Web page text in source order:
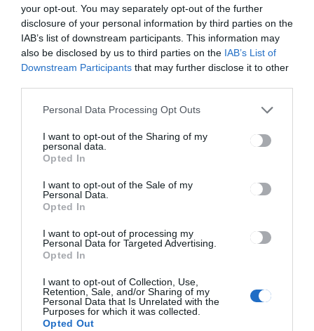
your opt-out. You may separately opt-out of the further
disclosure of your personal information by third parties on the
IAB’s list of downstream participants. This information may
also be disclosed by us to third parties on the IAB’s List of
Downstream Participants that may further disclose it to other
Personal Data Processing Opt Outs
I want to opt-out of the Sharing of my
personal data.
Opted In
I want to opt-out of the Sale of my
Personal Data.
Opted In
I want to opt-out of processing my
Personal Data for Targeted Advertising.
Opted In
I want to opt-out of Collection, Use,
Retention, Sale, and/or Sharing of my
Personal Data that Is Unrelated with the
Purposes for which it was collected.
Opted Out
Jobbak a próbavizsga
korábban
HÍRLISTA 2021.04.20.